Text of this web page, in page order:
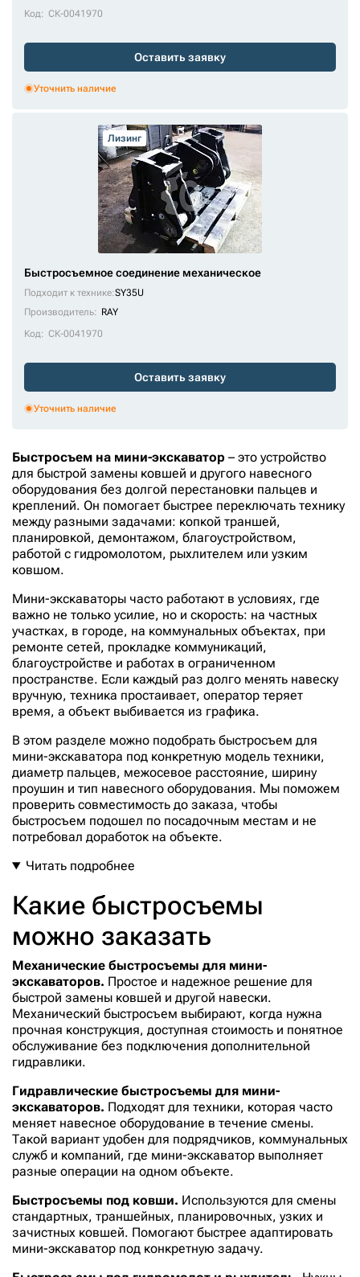
Код: СК-0041970
Оставить заявку
Уточнить наличие
Лизинг
Быстросъемное соединение механическое
Подходит к технике:SY35U
Производитель: RAY
Код: СК-0041970
Оставить заявку
Уточнить наличие
Быстросъем на мини-экскаватор – это устройство
для быстрой замены ковшей и другого навесного
оборудования без долгой перестановки пальцев и
креплений. Он помогает быстрее переключать технику
между разными задачами: копкой траншей,
планировкой, демонтажом, благоустройством,
работой с гидромолотом, рыхлителем или узким
ковшом.
Мини-экскаваторы часто работают в условиях, где
важно не только усилие, но и скорость: на частных
участках, в городе, на коммунальных объектах, при
ремонте сетей, прокладке коммуникаций,
благоустройстве и работах в ограниченном
пространстве. Если каждый раз долго менять навеску
вручную, техника простаивает, оператор теряет
время, а объект выбивается из графика.
В этом разделе можно подобрать быстросъем для
мини-экскаватора под конкретную модель техники,
диаметр пальцев, межосевое расстояние, ширину
проушин и тип навесного оборудования. Мы поможем
проверить совместимость до заказа, чтобы
быстросъем подошел по посадочным местам и не
потребовал доработок на объекте.
Читать подробнее
Какие быстросъемы
можно заказать
Механические быстросъемы для мини-
экскаваторов. Простое и надежное решение для
быстрой замены ковшей и другой навески.
Механический быстросъем выбирают, когда нужна
прочная конструкция, доступная стоимость и понятное
обслуживание без подключения дополнительной
гидравлики.
Гидравлические быстросъемы для мини-
экскаваторов. Подходят для техники, которая часто
меняет навесное оборудование в течение смены.
Такой вариант удобен для подрядчиков, коммунальных
служб и компаний, где мини-экскаватор выполняет
разные операции на одном объекте.
Быстросъемы под ковши. Используются для смены
стандартных, траншейных, планировочных, узких и
зачистных ковшей. Помогают быстрее адаптировать
мини-экскаватор под конкретную задачу.